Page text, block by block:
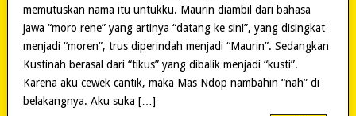
memutuskan nama itu untukku. Maurin diambil dari bahasa
jawa “moro rene” yang artinya “datang ke sini”, yang disingkat
menjadi “moren”, trus diperindah menjadi “Maurin”. Sedangkan
Kustinah berasal dari “tikus” yang dibalik menjadi “kusti”.
Karena aku cewek cantik, maka Mas Ndop nambahin “nah” di
belakangnya. Aku suka […]